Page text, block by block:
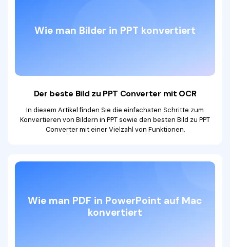
Wie man Bilder in PPT konvertiert
Der beste Bild zu PPT Converter mit OCR
In diesem Artikel finden Sie die einfachsten Schritte zum
Konvertieren von Bildern in PPT sowie den besten Bild zu PPT
Converter mit einer Vielzahl von Funktionen.
Wie man PDF in PowerPoint auf Mac
konvertiert